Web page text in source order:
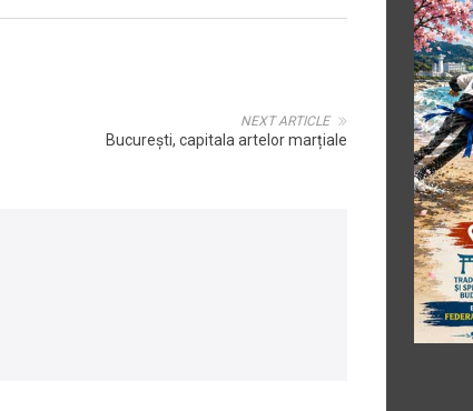
NEXT ARTICLE
București, capitala artelor marțiale